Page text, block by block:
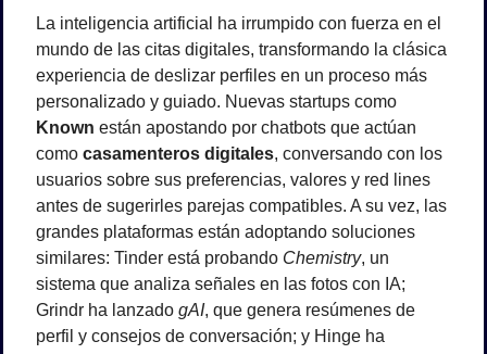
La inteligencia artificial ha irrumpido con fuerza en el
mundo de las citas digitales, transformando la clásica
experiencia de deslizar perfiles en un proceso más
Known están apostando por chatbots que actúan
como casamenteros digitales, conversando con los
usuarios sobre sus preferencias, valores y red lines
antes de sugerirles parejas compatibles. A su vez, las
grandes plataformas están adoptando soluciones
similares: Tinder está probando Chemistry, un
sistema que analiza señales en las fotos con IA;
Grindr ha lanzado gAI, que genera resúmenes de
perfil y consejos de conversación; y Hinge ha